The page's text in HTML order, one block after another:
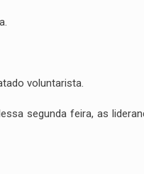
voluntarista.
segunda feira, as